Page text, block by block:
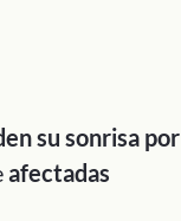
su sonrisa por
afectadas